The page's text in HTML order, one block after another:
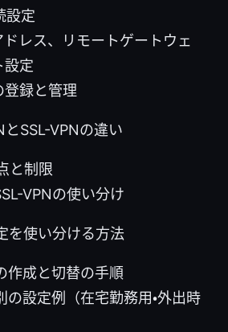
設定
ドレス、リモートゲートウェ
設定
登録と管理
SSL-VPNの違い
と制限
VPNの使い分け
を使い分ける方法
作成と切替の手順
の設定例（在宅勤務用・外出時